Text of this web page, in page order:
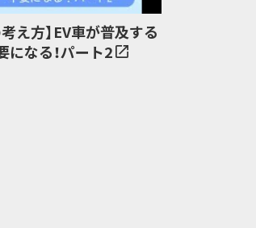
え方】EV車が普及する
になる！パート2